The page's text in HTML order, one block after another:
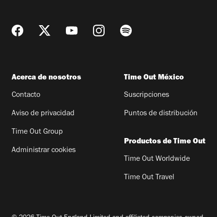
Acerca de nosotros
Contacto
Aviso de privacidad
Time Out Group
Administrar cookies
Time Out México
Suscripciones
Puntos de distribución
Productos de Time Out
Time Out Worldwide
Time Out Travel